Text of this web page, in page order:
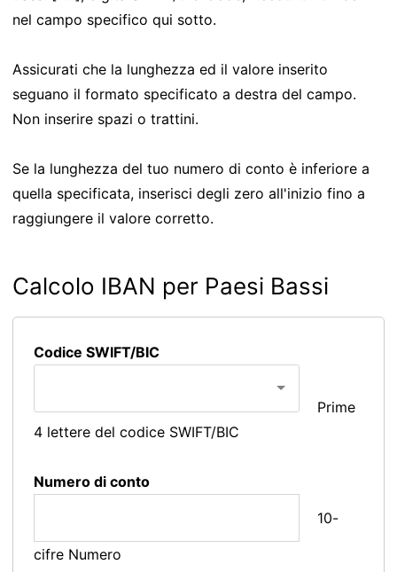
nel campo specifico qui sotto.
Assicurati che la lunghezza ed il valore inserito
seguano il formato specificato a destra del campo.
Non inserire spazi o trattini.
Se la lunghezza del tuo numero di conto è inferiore a
quella specificata, inserisci degli zero all'inizio fino a
raggiungere il valore corretto.
Calcolo IBAN per Paesi Bassi
Codice SWIFT/BIC
Prime
4 lettere del codice SWIFT/BIC
Numero di conto
10-
cifre Numero